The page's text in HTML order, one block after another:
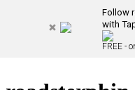
Follow
with
FREE -